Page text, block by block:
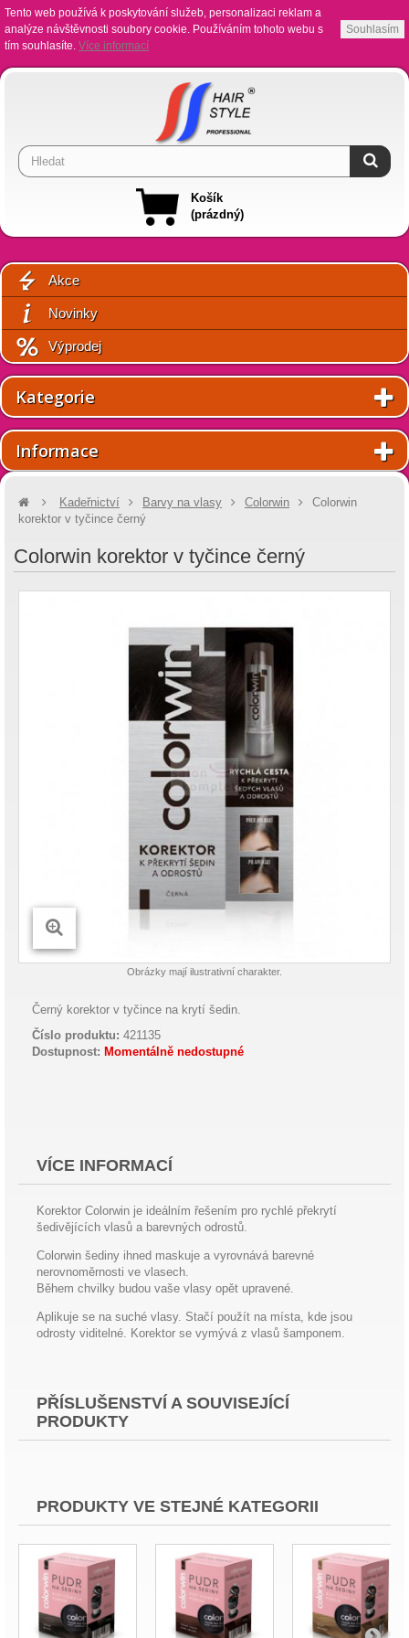
Tento web používá k poskytování služeb, personalizaci reklam a
analýze návštěvnosti soubory cookie. Používáním tohoto webu s
tím souhlasíte. Více informací
Souhlasím
Košík
(prázdný)
Akce
Novinky
Výprodej
Kategorie
Informace
Kadeřnictví Barvy na vlasy Colorwin
Colorwin
korektor v tyčince černý
Colorwin korektor v tyčince černý
Obrázky mají ilustrativní charakter.
Černý korektor v tyčince na krytí šedin.
Číslo produktu: 421135
Dostupnost: Momentálně nedostupné
VÍCE INFORMACÍ
Korektor Colorwin je ideálním řešením pro rychlé překrytí
šedivějících vlasů a barevných odrostů.
Colorwin šediny ihned maskuje a vyrovnává barevné
nerovnoměrnosti ve vlasech.
Během chvilky budou vaše vlasy opět upravené.
Aplikuje se na suché vlasy. Stačí použít na místa, kde jsou
odrosty viditelné. Korektor se vymývá z vlasů šamponem.
PŘÍSLUŠENSTVÍ A SOUVISEJÍCÍ
PRODUKTY
PRODUKTY VE STEJNÉ KATEGORII